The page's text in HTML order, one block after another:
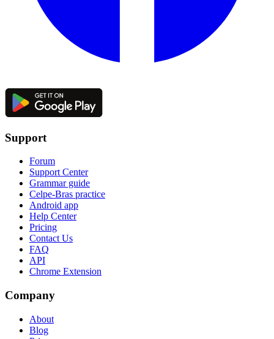
Support
Forum
Support Center
Grammar guide
Celpe-Bras practice
Android app
Help Center
Pricing
Contact Us
FAQ
API
Chrome Extension
Company
About
Blog